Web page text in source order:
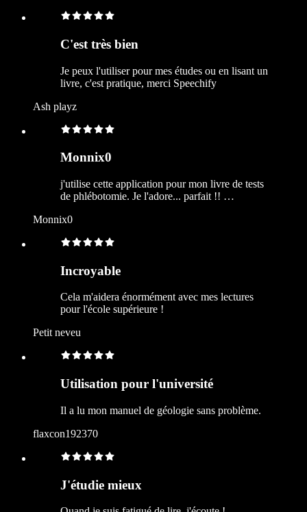
C'est très bien
Je peux l'utiliser pour mes études ou en lisant un
livre, c'est pratique, merci Speechify
Ash playz
Monnix0
j'utilise cette application pour mon livre de tests
de phlébotomie. Je l'adore... parfait !! …
Monnix0
Incroyable
Cela m'aidera énormément avec mes lectures
pour l'école supérieure !
Petit neveu
Utilisation pour l'université
Il a lu mon manuel de géologie sans problème.
flaxcon192370
J'étudie mieux